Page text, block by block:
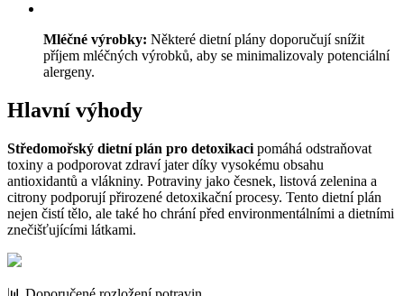
Mléčné výrobky: Některé dietní plány doporučují snížit
příjem mléčných výrobků, aby se minimalizovaly potenciální
alergeny.
Hlavní výhody
Středomořský dietní plán pro detoxikaci pomáhá odstraňovat
toxiny a podporovat zdraví jater díky vysokému obsahu
antioxidantů a vlákniny. Potraviny jako česnek, listová zelenina a
citrony podporují přirozené detoxikační procesy. Tento dietní plán
nejen čistí tělo, ale také ho chrání před environmentálními a dietními
znečišťujícími látkami.